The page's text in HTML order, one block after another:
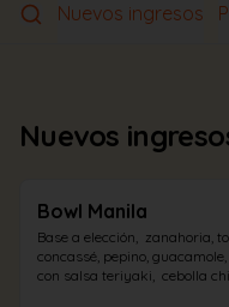
Nuevos ingresos
Nuevos
Bowl Manila
Base a elección,  zanahoria,
concassé, pepino,
con salsa teriyaki,  cebolla